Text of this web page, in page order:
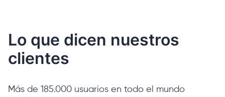
Lo que dicen nuestros
clientes
Más de 185.000 usuarios en todo el mundo